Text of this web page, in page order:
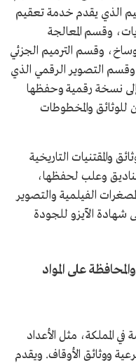
الذي يقدم خدمة تعقيم
وقسم المعالجة
وقسم الترميم الجزئي
وقسم التصوير الرقمي الذي
نسخة رقمية وحفظها
والمخطوطات
والمقتنيات التاريخية
وعلب لحفظها،
الفيلمية والتصوير
المركز على شهادة الآيزو للجودة
على المواد
المملكة، مثل الأعداد
ووثائق الأوقاف. ويقدم